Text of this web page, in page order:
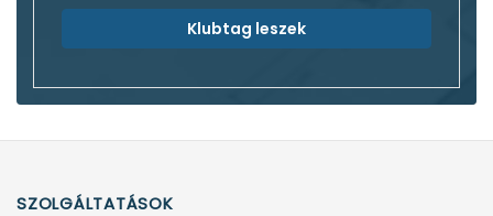
Klubtag leszek
SZOLGÁLTATÁSOK